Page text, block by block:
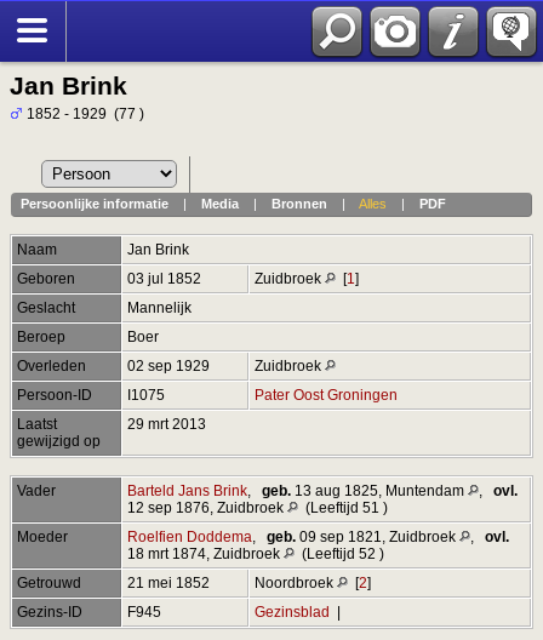
Jan Brink
1852 - 1929 (77 )
Persoonlijke informatie| Media| Bronnen Alles PDF
Naam Jan Brink
Geboren
03 jul 1852 Zuidbroek [1 ]
Geslacht
Mannelijk
Beroep
Boer
Overleden
02 sep 1929
Zuidbroek
Persoon-ID
I1075
Pater Oost Groningen
Laatst
gewijzigd op
29 mrt 2013
Vader Barteld Jans Brink geb. 13 aug 1825, Muntendam
ovl.
12 sep 1876, Zuidbroek
(Leeftijd 51 )
Moeder
Roelfien Doddema geb. 09 sep 1821, Zuidbroek
ovl.
18 mrt 1874, Zuidbroek
(Leeftijd 52 )
Getrouwd
21 mei 1852 Noordbroek [2]
Gezins-ID
F945 Gezinsblad |